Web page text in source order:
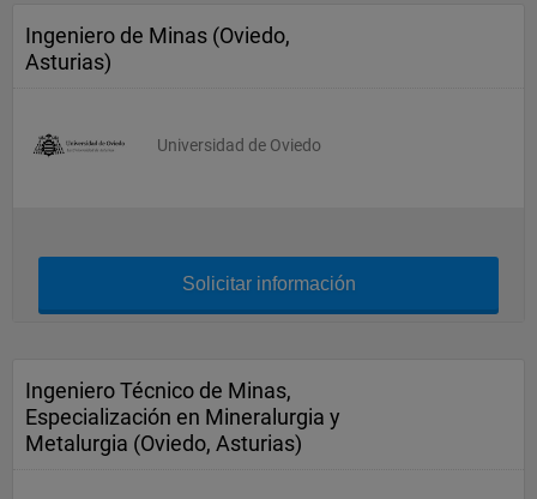
Ingeniero de Minas (Oviedo,
Asturias)
Universidad de Oviedo
Solicitar información
Ingeniero Técnico de Minas,
Especialización en Mineralurgia y
Metalurgia (Oviedo, Asturias)